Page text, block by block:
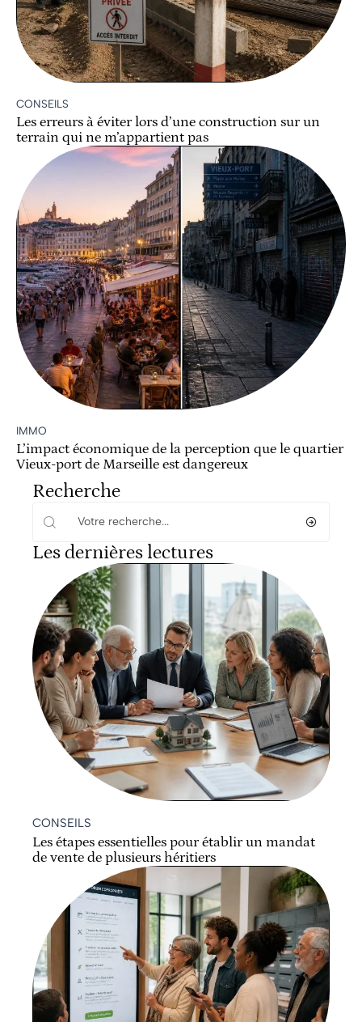
CONSEILS
Les erreurs à éviter lors d’une construction sur un
terrain qui ne m’appartient pas
IMMO
L’impact économique de la perception que le quartier
Vieux-port de Marseille est dangereux
Recherche
Les dernières lectures
CONSEILS
Les étapes essentielles pour établir un mandat
de vente de plusieurs héritiers